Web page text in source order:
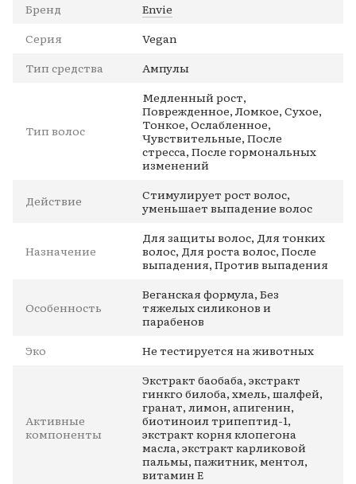
Бренд
Envie
Серия
Vegan
Тип средства
Ампулы
Тип волос
Медленный рост,
Поврежденное, Ломкое, Сухое,
Тонкое, Ослабленное,
Чувствительные, После
стресса, После гормональных
изменений
Действие
Стимулирует рост волос,
уменьшает выпадение волос
Назначение
Для защиты волос, Для тонких
волос, Для роста волос, После
выпадения, Против выпадения
Особенность
Веганская формула, Без
тяжелых силиконов и
парабенов
Эко
Не тестируется на животных
Активные
компоненты
Экстракт баобаба, экстракт
гинкго билоба, хмель, шалфей,
гранат, лимон, апигенин,
биотиноил трипептид-1,
экстракт корня клопегона
масла, экстракт карликовой
пальмы, пажитник, ментол,
витамин Е